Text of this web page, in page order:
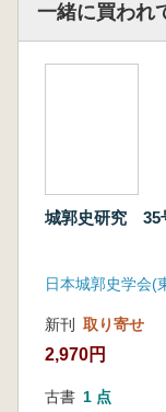
一緒に買われ
城郭史研究 35
新刊 取り寄せ
2,970円
古書 1 点